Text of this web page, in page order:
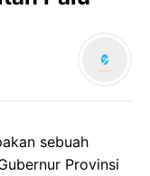
sebuah
Provinsi